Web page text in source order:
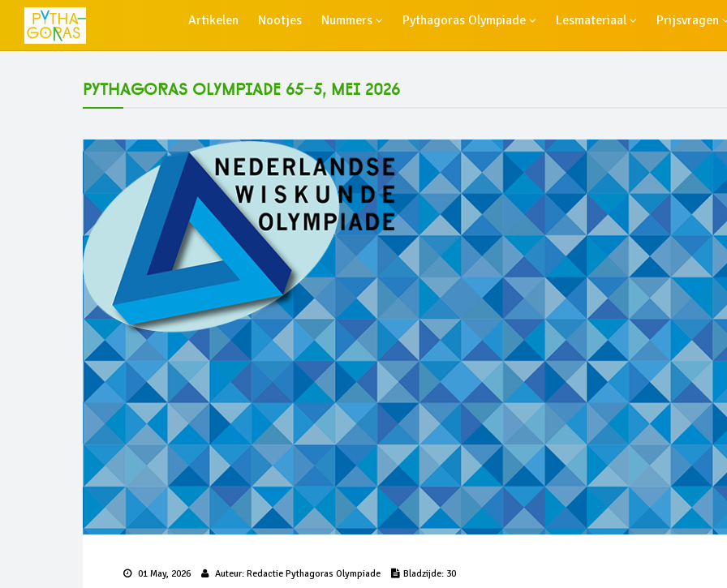
Artikelen Nootjes Nummers Pythagoras Olympiade Lesmateriaal Prijsvragen
Pythagoras Olympiade 65-5, mei 2026
01 May, 2026 Auteur: Redactie Pythagoras Olympiade Bladzijde: 30